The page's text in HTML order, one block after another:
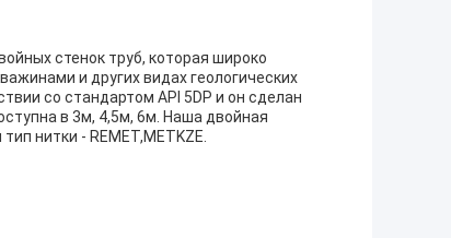
стенок труб, которая широко
и других видах геологических
со стандартом API 5DP и он сделан
в 3м, 4,5м, 6м. Наша двойная
нитки - REMET,METKZE.